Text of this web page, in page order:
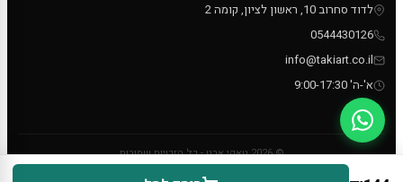
לדוד סחרוב 10, ראשון לציון, קומה 2
0544430126
info@takiart.co.il
א'-ה' 9:00-17:30
© 2026 טאקי ארט - כל הזכויות שמורות